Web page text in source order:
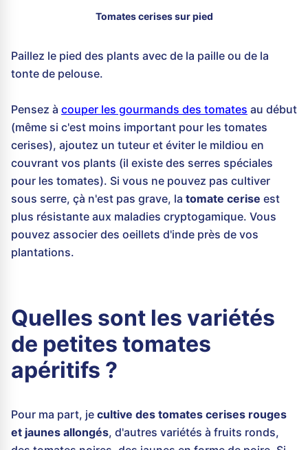
Tomates cerises sur pied
Paillez le pied des plants avec de la paille ou de la
tonte de pelouse.
Pensez à couper les gourmands des tomates au début
(même si c'est moins important pour les tomates
cerises), ajoutez un tuteur et éviter le mildiou en
couvrant vos plants (il existe des serres spéciales
pour les tomates). Si vous ne pouvez pas cultiver
sous serre, çà n'est pas grave, la tomate cerise est
plus résistante aux maladies cryptogamique. Vous
pouvez associer des oeillets d'inde près de vos
plantations.
Quelles sont les variétés
de petites tomates
apéritifs ?
Pour ma part, je cultive des tomates cerises rouges
et jaunes allongés, d'autres variétés à fruits ronds,